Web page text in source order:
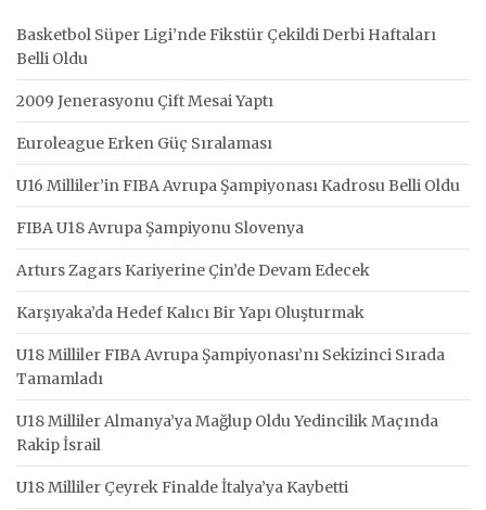
Basketbol Süper Ligi’nde Fikstür Çekildi Derbi Haftaları
Belli Oldu
2009 Jenerasyonu Çift Mesai Yaptı
Euroleague Erken Güç Sıralaması
U16 Milliler’in FIBA Avrupa Şampiyonası Kadrosu Belli Oldu
FIBA U18 Avrupa Şampiyonu Slovenya
Arturs Zagars Kariyerine Çin’de Devam Edecek
Karşıyaka’da Hedef Kalıcı Bir Yapı Oluşturmak
U18 Milliler FIBA Avrupa Şampiyonası’nı Sekizinci Sırada
Tamamladı
U18 Milliler Almanya’ya Mağlup Oldu Yedincilik Maçında
Rakip İsrail
U18 Milliler Çeyrek Finalde İtalya’ya Kaybetti